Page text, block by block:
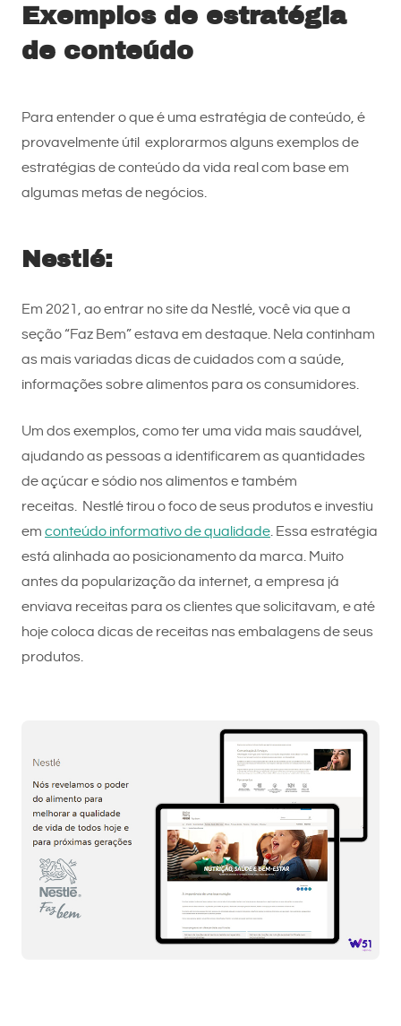
Exemplos de estratégia
de conteúdo
Para entender o que é uma estratégia de conteúdo, é
provavelmente útil explorarmos alguns exemplos de
estratégias de conteúdo da vida real com base em
algumas metas de negócios.
Nestlé:
Em 2021, ao entrar no site da Nestlé, você via que a
seção “Faz Bem” estava em destaque. Nela continham
as mais variadas dicas de cuidados com a saúde,
informações sobre alimentos para os consumidores.
Um dos exemplos, como ter uma vida mais saudável,
ajudando as pessoas a identificarem as quantidades
de açúcar e sódio nos alimentos e também
receitas. Nestlé tirou o foco de seus produtos e investiu
em conteúdo informativo de qualidade. Essa estratégia
está alinhada ao posicionamento da marca. Muito
antes da popularização da internet, a empresa já
enviava receitas para os clientes que solicitavam, e até
hoje coloca dicas de receitas nas embalagens de seus
produtos.